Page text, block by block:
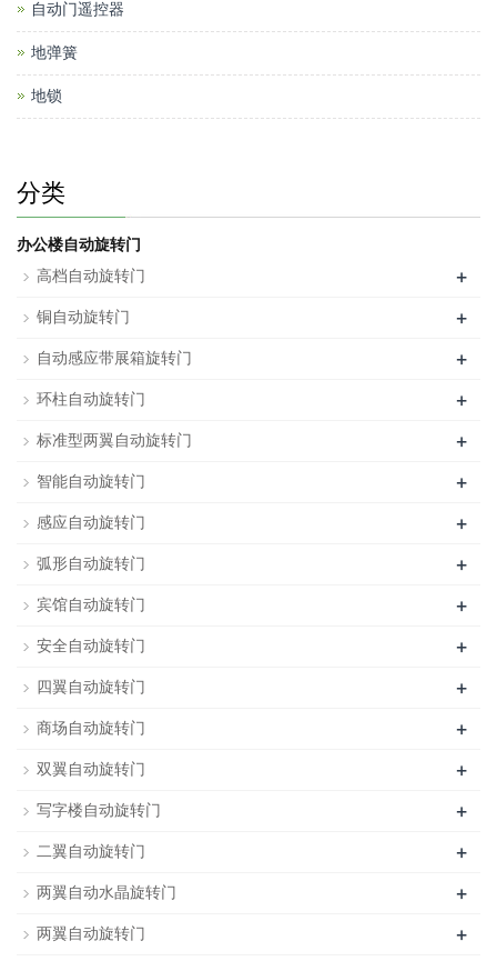
自动门遥控器
地弹簧
地锁
分类
办公楼自动旋转门
高档自动旋转门
+
铜自动旋转门 +
自动感应带展箱旋转门 +
环柱自动旋转门 +
标准型两翼自动旋转门 +
智能自动旋转门 +
感应自动旋转门 +
弧形自动旋转门 +
宾馆自动旋转门 +
安全自动旋转门 +
四翼自动旋转门 +
商场自动旋转门 +
双翼自动旋转门 +
写字楼自动旋转门 +
二翼自动旋转门 +
两翼自动水晶旋转门 +
两翼自动旋转门 +